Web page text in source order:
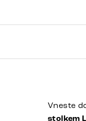
Vneste
stolkem